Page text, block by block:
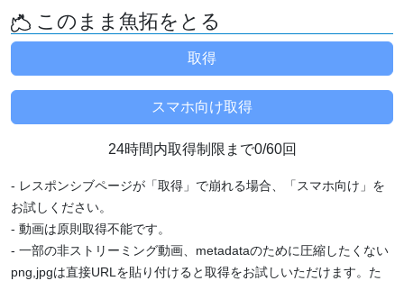
このまま魚拓をとる
24時間内取得制限まで0/60回
- レスポンシブページが「取得」で崩れる場合、「スマホ向け」を
お試しください。
- 動画は原則取得不能です。
- 一部の非ストリーミング動画、metadataのために圧縮したくない
png,jpgは直接URLを貼り付けると取得をお試しいただけます。た